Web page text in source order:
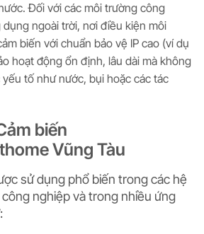
Đối với các môi trường công
ngoài trời, nơi điều kiện môi
biến với chuẩn bảo vệ IP cao (ví dụ
hoạt động ổn định, lâu dài mà không
tố như nước, bụi hoặc các tác
biến
Vũng Tàu
sử dụng phổ biến trong các hệ
nghiệp và trong nhiều ứng